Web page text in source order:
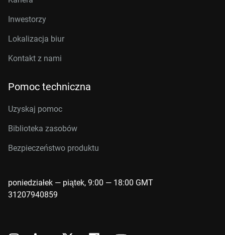
Inwestorzy
Lokalizacja biur
Kontakt z nami
Pomoc techniczna
Uzyskaj pomoc
Biblioteka zasobów
Bezpieczeństwo produktu
poniedziałek — piątek, 9:00 — 18:00 GMT
31207940859